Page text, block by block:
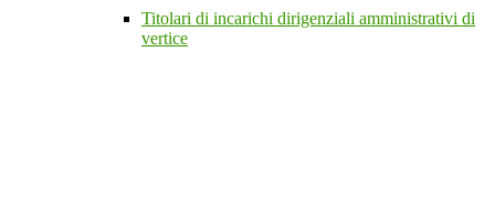
Titolari di incarichi dirigenziali amministrativi di
vertice